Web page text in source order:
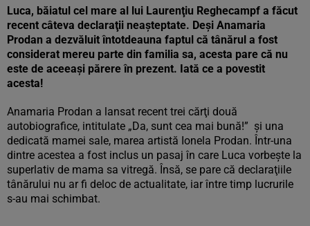
Luca, băiatul cel mare al lui Laurenţiu Reghecampf a făcut
recent câteva declaraţii neaşteptate. Deşi Anamaria
Prodan a dezvăluit întotdeauna faptul că tânărul a fost
considerat mereu parte din familia sa, acesta pare că nu
este de aceeaşi părere în prezent. Iată ce a povestit
acesta!
Anamaria Prodan a lansat recent trei cărţi două
autobiografice, intitulate „Da, sunt cea mai bună!” şi una
dedicată mamei sale, marea artistă Ionela Prodan. Într-una
dintre acestea a fost inclus un pasaj în care Luca vorbește la
superlativ de mama sa vitregă. Însă, se pare că declaraţiile
tânărului nu ar fi deloc de actualitate, iar între timp lucrurile
s-au mai schimbat.